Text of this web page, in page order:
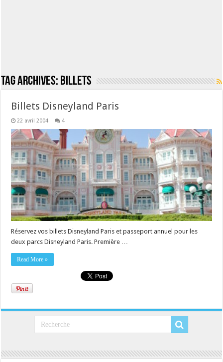
Tag Archives: billets
Billets Disneyland Paris
22 avril 2004 4
Réservez vos billets Disneyland Paris et passeport annuel pour les
deux parcs Disneyland Paris. Première …
Read More »